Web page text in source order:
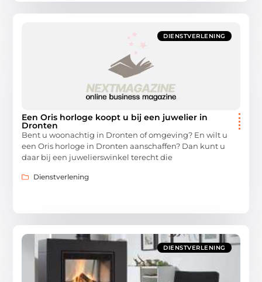
DIENSTVERLENING
Een Oris horloge koopt u bij een juwelier in
Dronten
Bent u woonachtig in Dronten of omgeving? En wilt u
een Oris horloge in Dronten aanschaffen? Dan kunt u
daar bij een juwelierswinkel terecht die
Dienstverlening
DIENSTVERLENING